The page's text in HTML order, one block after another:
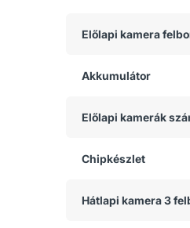
Előlapi kamera
Akkumulátor
Előlapi kamerák
Chipkészlet
Hátlapi kamera 3